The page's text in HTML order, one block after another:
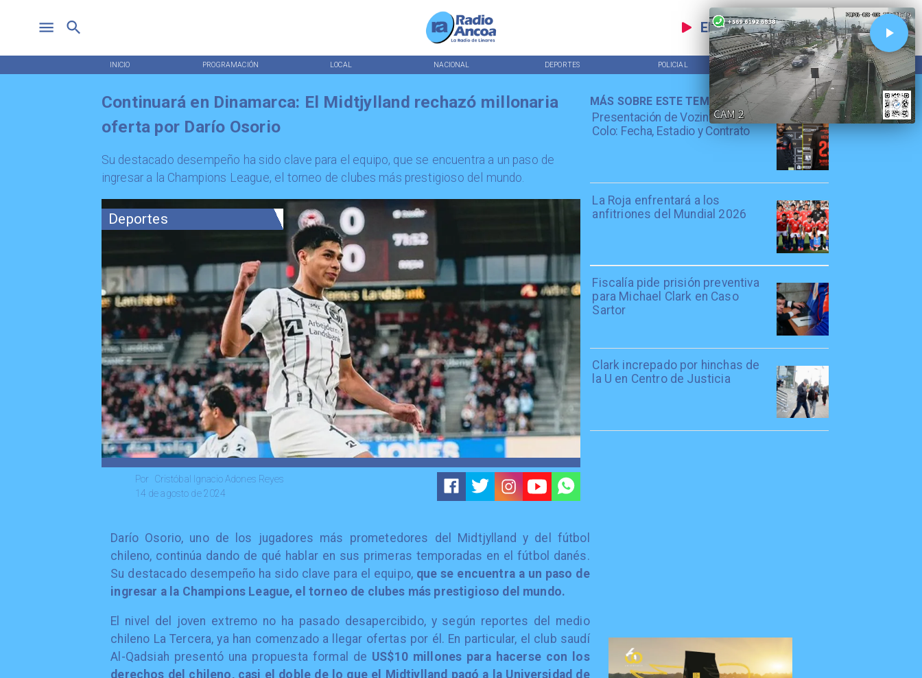
EN VIVO
INICIO PROGRAMACIÓN LOCAL NACIONAL DEPORTES POLICIAL TENDENCIAS
Deportes
Cristóbal Ignacio Adones Reyes
Por
14 de agosto de 2024
Presentación de Vozinha en Colo
Colo: Fecha, Estadio y Contrato
La Roja enfrentará a los
anfitriones del Mundial 2026
Fiscalía pide prisión preventiva
para Michael Clark en Caso
Sartor
Clark increpado por hinchas de
la U en Centro de Justicia
MÁS SOBRE ESTE TEMA
Continuará en Dinamarca: El Midtjylland rechazó millonaria
oferta por Darío Osorio
​Su destacado desempeño ha sido clave para el equipo, que se encuentra a un paso de
ingresar a la Champions League, el torneo de clubes más prestigioso del mundo.
Darío Osorio, uno de los jugadores más prometedores del Midtjylland y del fútbol
chileno, continúa dando de qué hablar en sus primeras temporadas en el fútbol danés.
Su destacado desempeño ha sido clave para el equipo, que se encuentra a un paso de
ingresar a la Champions League, el torneo de clubes más prestigioso del mundo.
El nivel del joven extremo no ha pasado desapercibido, y según reportes del medio
chileno La Tercera, ya han comenzado a llegar ofertas por él. En particular, el club saudí
Al-Qadsiah presentó una propuesta formal de US$10 millones para hacerse con los
derechos del chileno, casi el doble de lo que el Midtjylland pagó a la Universidad de